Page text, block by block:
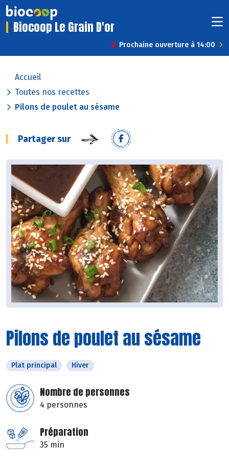
Biocoop Le Grain D'or
Prochaine ouverture à 14:00
Accueil
Toutes nos recettes
Pilons de poulet au sésame
Partager sur
Pilons de poulet au sésame
Plat principal Hiver
Nombre de personnes
4 personnes
Préparation
35 min